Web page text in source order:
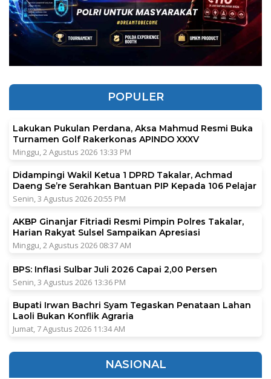
POPULER
Lakukan Pukulan Perdana, Aksa Mahmud Resmi Buka
Turnamen Golf Rakerkonas APINDO XXXV
Minggu, 2 Agustus 2026 13:33 PM
Didampingi Wakil Ketua 1 DPRD Takalar, Achmad
Daeng Se’re Serahkan Bantuan PIP Kepada 106 Pelajar
Senin, 3 Agustus 2026 20:55 PM
AKBP Ginanjar Fitriadi Resmi Pimpin Polres Takalar,
Harian Rakyat Sulsel Sampaikan Apresiasi
Minggu, 2 Agustus 2026 08:37 AM
BPS: Inflasi Sulbar Juli 2026 Capai 2,00 Persen
Senin, 3 Agustus 2026 13:36 PM
Bupati Irwan Bachri Syam Tegaskan Penataan Lahan
Laoli Bukan Konflik Agraria
Jumat, 7 Agustus 2026 11:34 AM
NASIONAL